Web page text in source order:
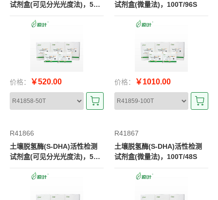
试剂盒(可见分光光度法)，50T/
48S
价格： ￥520.00
试剂盒(微量法)，100T/96S
价格： ￥1010.00
R41866
土壤脱氢酶(S-DHA)活性检测
试剂盒(可见分光光度法)，50T/
24S
R41867
土壤脱氢酶(S-DHA)活性检测
试剂盒(微量法)，100T/48S